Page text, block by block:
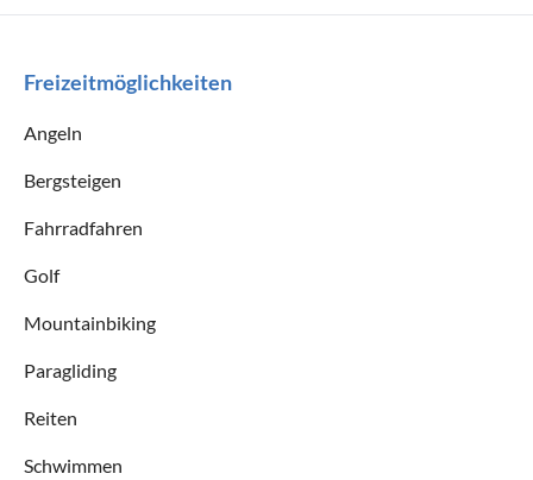
Freizeitmöglichkeiten
Angeln
Bergsteigen
Fahrradfahren
Golf
Mountainbiking
Paragliding
Reiten
Schwimmen